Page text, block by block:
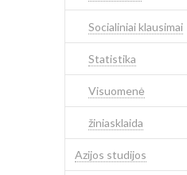
Socialiniai klausimai
Statistika
Visuomenė
žiniasklaida
Azijos studijos